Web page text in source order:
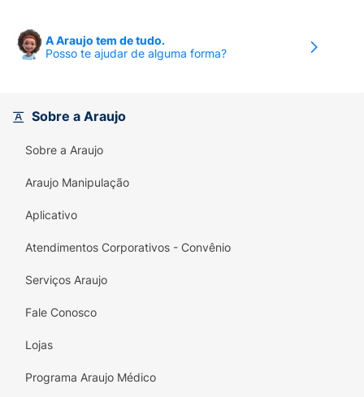
A Araujo tem de tudo.
Posso te ajudar de alguma forma?
Sobre a Araujo
Sobre a Araujo
Araujo Manipulação
Aplicativo
Atendimentos Corporativos - Convênio
Serviços Araujo
Fale Conosco
Lojas
Programa Araujo Médico